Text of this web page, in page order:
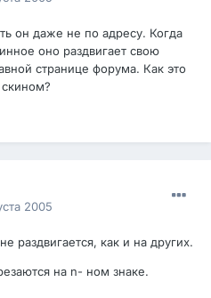
он даже не по адресу. Когда
оно раздвигает свою
странице форума. Как это
скином?
2005
раздвигается, как и на других.
на n- ном знаке.